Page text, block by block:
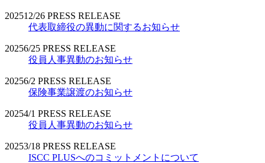
202512/26 PRESS RELEASE
代表取締役の異動に関するお知らせ
20256/25 PRESS RELEASE
役員人事異動のお知らせ
20256/2 PRESS RELEASE
保険事業譲渡のお知らせ
20254/1 PRESS RELEASE
役員人事異動のお知らせ
20253/18 PRESS RELEASE
ISCC PLUSへのコミットメントについて